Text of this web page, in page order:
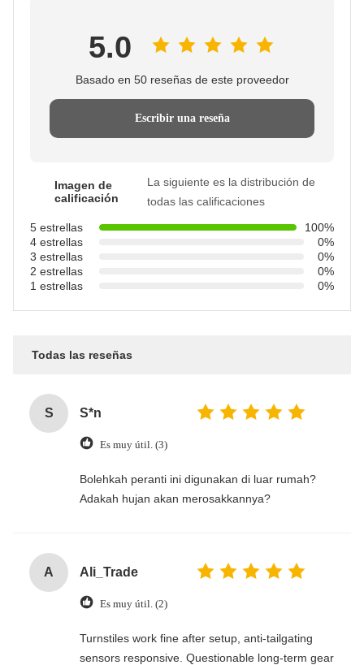
5.0
Basado en 50 reseñas de este proveedor
Escribir una reseña
Imagen de
calificación
La siguiente es la distribución de
todas las calificaciones
5 estrellas
100%
4 estrellas
0%
3 estrellas
0%
2 estrellas
0%
1 estrellas
0%
Todas las reseñas
S S*n
Es muy útil. (3)
‌Bolehkah peranti ini digunakan di luar rumah?
Adakah hujan akan merosakkannya?
A Ali_Trade
Es muy útil. (2)
Turnstiles work fine after setup, anti-tailgating
sensors responsive. Questionable long-term gear